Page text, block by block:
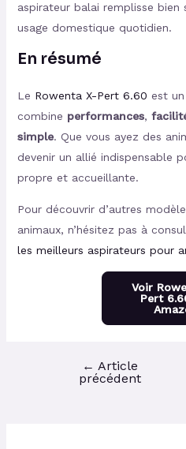
aspirateur balai remplisse
usage domestique quotidien.
En résumé
Le Rowenta X-Pert 6.60 est
combine performances,
simple. Que vous ayez des
devenir un allié indispensable
propre et accueillante.
Pour découvrir d’autres
animaux, n’hésitez pas à
les meilleurs aspirateurs pour
Voir
Pert
← Article
précédent